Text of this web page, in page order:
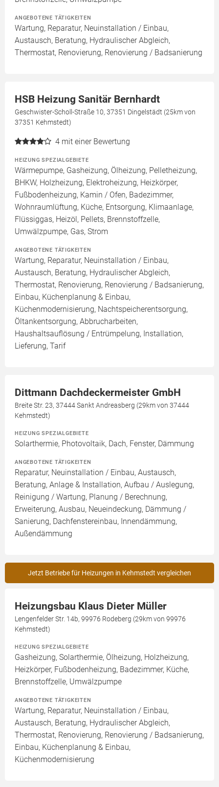
ANGEBOTENE TÄTIGKEITEN
Wartung, Reparatur, Neuinstallation / Einbau,
Austausch, Beratung, Hydraulischer Abgleich,
Thermostat, Renovierung, Renovierung / Badsanierung
HSB Heizung Sanitär Bernhardt
Geschwister-Scholl-Straße 10, 37351 Dingelstädt (25km von
37351 Kehmstedt)
4 mit einer Bewertung
HEIZUNG SPEZIALGEBIETE
Wärmepumpe, Gasheizung, Ölheizung, Pelletheizung,
BHKW, Holzheizung, Elektroheizung, Heizkörper,
Fußbodenheizung, Kamin / Ofen, Badezimmer,
Wohnraumlüftung, Küche, Entsorgung, Klimaanlage,
Flüssiggas, Heizöl, Pellets, Brennstoffzelle,
Umwälzpumpe, Gas, Strom
ANGEBOTENE TÄTIGKEITEN
Wartung, Reparatur, Neuinstallation / Einbau,
Austausch, Beratung, Hydraulischer Abgleich,
Thermostat, Renovierung, Renovierung / Badsanierung,
Einbau, Küchenplanung & Einbau,
Küchenmodernisierung, Nachtspeicherentsorgung,
Öltankentsorgung, Abbrucharbeiten,
Haushaltsauflösung / Entrümpelung, Installation,
Lieferung, Tarif
Dittmann Dachdeckermeister GmbH
Breite Str. 23, 37444 Sankt Andreasberg (29km von 37444
Kehmstedt)
HEIZUNG SPEZIALGEBIETE
Solarthermie, Photovoltaik, Dach, Fenster, Dämmung
ANGEBOTENE TÄTIGKEITEN
Reparatur, Neuinstallation / Einbau, Austausch,
Beratung, Anlage & Installation, Aufbau / Auslegung,
Reinigung / Wartung, Planung / Berechnung,
Erweiterung, Ausbau, Neueindeckung, Dämmung /
Sanierung, Dachfenstereinbau, Innendämmung,
Außendämmung
Jetzt Betriebe für Heizungen in Kehmstedt vergleichen
Heizungsbau Klaus Dieter Müller
Lengenfelder Str. 14b, 99976 Rodeberg (29km von 99976
Kehmstedt)
HEIZUNG SPEZIALGEBIETE
Gasheizung, Solarthermie, Ölheizung, Holzheizung,
Heizkörper, Fußbodenheizung, Badezimmer, Küche,
Brennstoffzelle, Umwälzpumpe
ANGEBOTENE TÄTIGKEITEN
Wartung, Reparatur, Neuinstallation / Einbau,
Austausch, Beratung, Hydraulischer Abgleich,
Thermostat, Renovierung, Renovierung / Badsanierung,
Einbau, Küchenplanung & Einbau,
Küchenmodernisierung